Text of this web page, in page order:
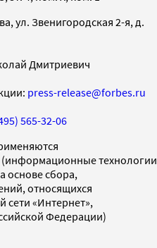
ул. Звенигородская 2-я, д.
Дмитриевич
press-release@forbes.ru
565-32-06
технологии
основе сбора,
относящихся
сети «Интернет»,
Федерации)